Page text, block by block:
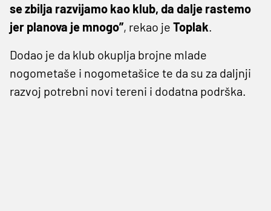
se zbilja razvijamo kao klub, da dalje rastemo
jer planova je mnogo”, rekao je Toplak.
Dodao je da klub okuplja brojne mlade
nogometaše i nogometašice te da su za daljnji
razvoj potrebni novi tereni i dodatna podrška.